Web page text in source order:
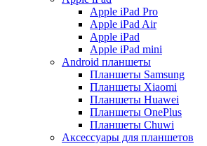
Apple iPad Pro
Apple iPad Air
Apple iPad
Apple iPad mini
Android планшеты
Планшеты Samsung
Планшеты Xiaomi
Планшеты Huawei
Планшеты OnePlus
Планшеты Chuwi
Аксессуары для планшетов